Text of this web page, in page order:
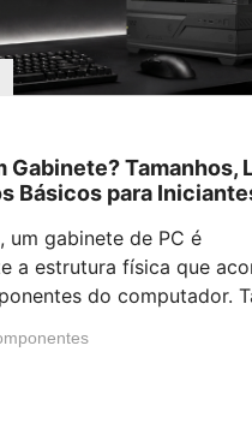
Gabinete? Tamanhos,
Básicos para
um gabinete de PC é
a estrutura física que
do computador.